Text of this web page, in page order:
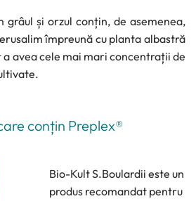
grâul și orzul conțin, de asemenea,
împreună cu planta albastră
a avea cele mai mari concentrații de
conțin Preplex®
Bio-Kult S.Boulardii este un
produs recomandat pentru